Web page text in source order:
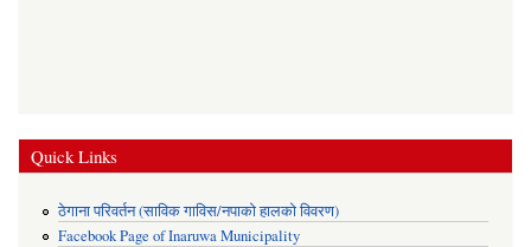
Quick Links
ठेगाना परिवर्तन (साविक गाविस/नपाको हालको विवरण)
Facebook Page of Inaruwa Municipality